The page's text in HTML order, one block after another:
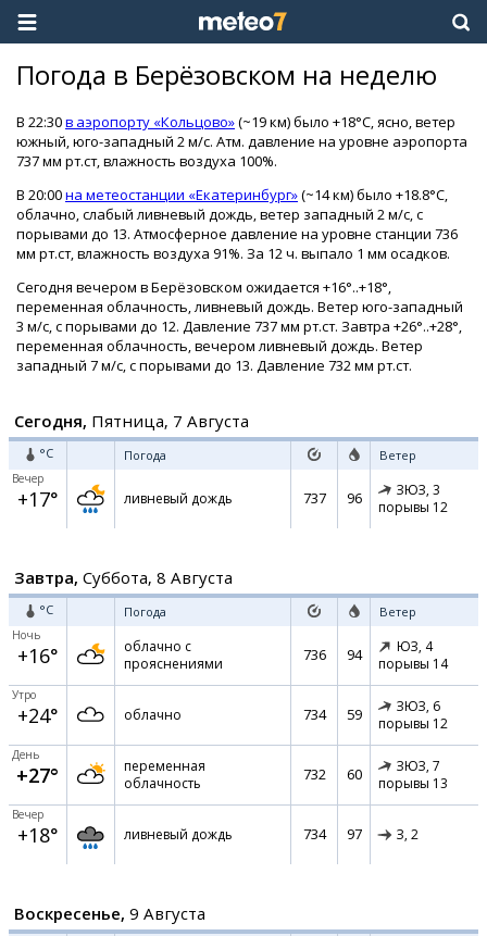
Погода в Берёзовском на неделю
В 22:30в аэропорту «Кольцово»(~19 км) было +18°C, ясно, ветер
южный, юго-западный 2 м/с. Атм. давление на уровне аэропорта
737 мм рт.ст, влажность воздуха 100%.
В 20:00на метеостанции «Екатеринбург»(~14 км) было +18.8°C,
облачно, слабый ливневый дождь, ветер западный 2 м/с, с
порывами до 13. Атмосферное давление на уровне станции 736
мм рт.ст, влажность воздуха 91%. За 12 ч. выпало 1 мм осадков.
Сегодня вечером в Берёзовском ожидается +16°..+18°,
переменная облачность, ливневый дождь. Ветер юго-западный
3 м/с, с порывами до 12. Давление 737 мм рт.ст. Завтра +26°..+28°,
переменная облачность, вечером ливневый дождь. Ветер
западный 7 м/с, с порывами до 13. Давление 732 мм рт.ст.
Сегодня, Пятница, 7 Августа
°C Погода Ветер
Вечер
+17° ливневый дождь 737 96 ЗЮЗ, 3
порывы 12
Завтра, Суббота, 8 Августа
°C Погода Ветер
Ночь
+16°
облачно с
прояснениями
736 94 ЮЗ, 4
порывы 14
Утро
+24° облачно 734 59 ЗЮЗ, 6
порывы 12
День
+27°
переменная
облачность
732 60 ЗЮЗ, 7
порывы 13
Вечер
+18° ливневый дождь 734 97 З, 2
Воскресенье, 9 Августа